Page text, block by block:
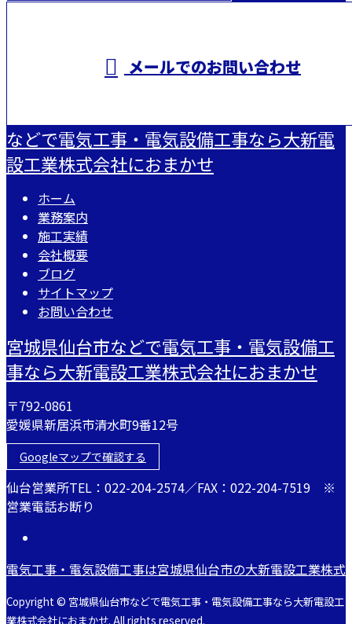
メールでのお問い合わせ
などで電気工事・電気設備工事なら大新電
設工業株式会社におまかせ
ホーム
業務案内
施工実績
会社概要
ブログ
サイトマップ
お問い合わせ
宮城県仙台市などで電気工事・電気設備工
事なら大新電設工業株式会社におまかせ
〒792-0861
愛媛県新居浜市清水町9番12号
Googleマップで確認する
仙台営業所TEL：022-204-2574／FAX：022-204-7519 ※
営業電話お断り
電気工事・電気設備工事は宮城県仙台市の大新電設工業株式
Copyright © 宮城県仙台市などで電気工事・電気設備工事なら大新電設工
業株式会社におまかせ. All rights reserved.